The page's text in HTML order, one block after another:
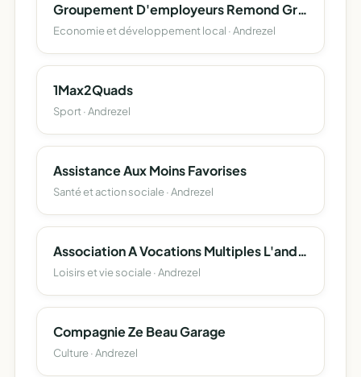
Groupement D'employeurs Remond Granday
Economie et développement local · Andrezel
1Max2Quads
Sport · Andrezel
Assistance Aux Moins Favorises
Santé et action sociale · Andrezel
Association A Vocations Multiples L'andrezelienne
Loisirs et vie sociale · Andrezel
Compagnie Ze Beau Garage
Culture · Andrezel